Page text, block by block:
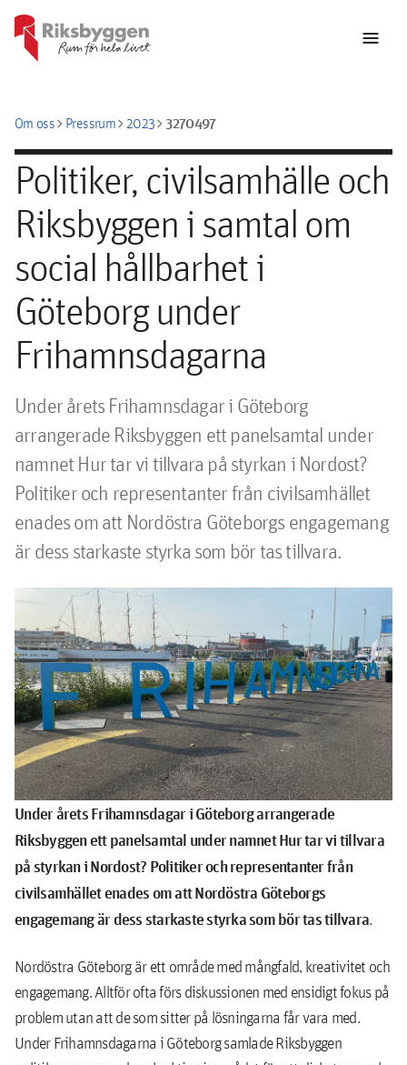
menu
Om osschevron_rightPressrumchevron_right2023chevron_right3270497
Politiker, civilsamhälle och
Riksbyggen i samtal om
social hållbarhet i
Göteborg under
Frihamnsdagarna
Under årets Frihamnsdagar i Göteborg
arrangerade Riksbyggen ett panelsamtal under
namnet Hur tar vi tillvara på styrkan i Nordost?
Politiker och representanter från civilsamhället
enades om att Nordöstra Göteborgs engagemang
är dess starkaste styrka som bör tas tillvara.
Under årets Frihamnsdagar i Göteborg arrangerade
Riksbyggen ett panelsamtal under namnet Hur tar vi tillvara
på styrkan i Nordost? Politiker och representanter från
civilsamhället enades om att Nordöstra Göteborgs
engagemang är dess starkaste styrka som bör tas tillvara.
Nordöstra Göteborg är ett område med mångfald, kreativitet och
engagemang. Alltför ofta förs diskussionen med ensidigt fokus på
problem utan att de som sitter på lösningarna får vara med.
Under Frihamnsdagarna i Göteborg samlade Riksbyggen